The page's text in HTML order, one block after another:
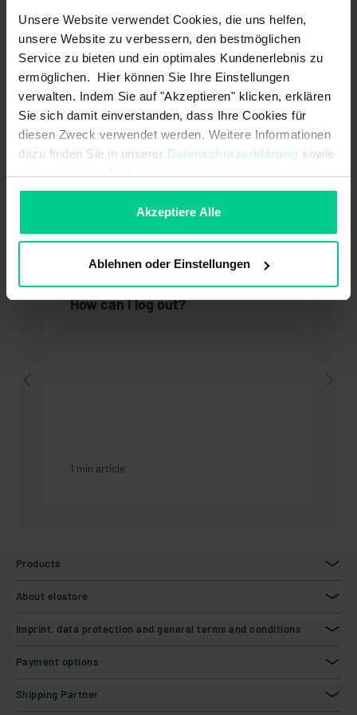
Unsere Website verwendet Cookies, die uns helfen,
unsere Website zu verbessern, den bestmöglichen
Service zu bieten und ein optimales Kundenerlebnis zu
ermöglichen. Hier können Sie Ihre Einstellungen
verwalten. Indem Sie auf "Akzeptieren" klicken, erklären
Sie sich damit einverstanden, dass Ihre Cookies für
diesen Zweck verwendet werden. Weitere Informationen
dazu finden Sie in unserer Datenschutzerklärung sowie
sein, können Sie die Verwendung von Cookies hier
Akzeptiere Alle
Ablehnen oder Einstellungen
Newsletter
Registration / Deregistration
Guarantee / Warranty
Article / Assortment
Pricing policy
Customer account
Delivery / Shipping
You might also be interested in:
How can I log out?
1 min article
Products
About elostore
Imprint, data protection and general terms and conditions
Payment options
Shipping Partner